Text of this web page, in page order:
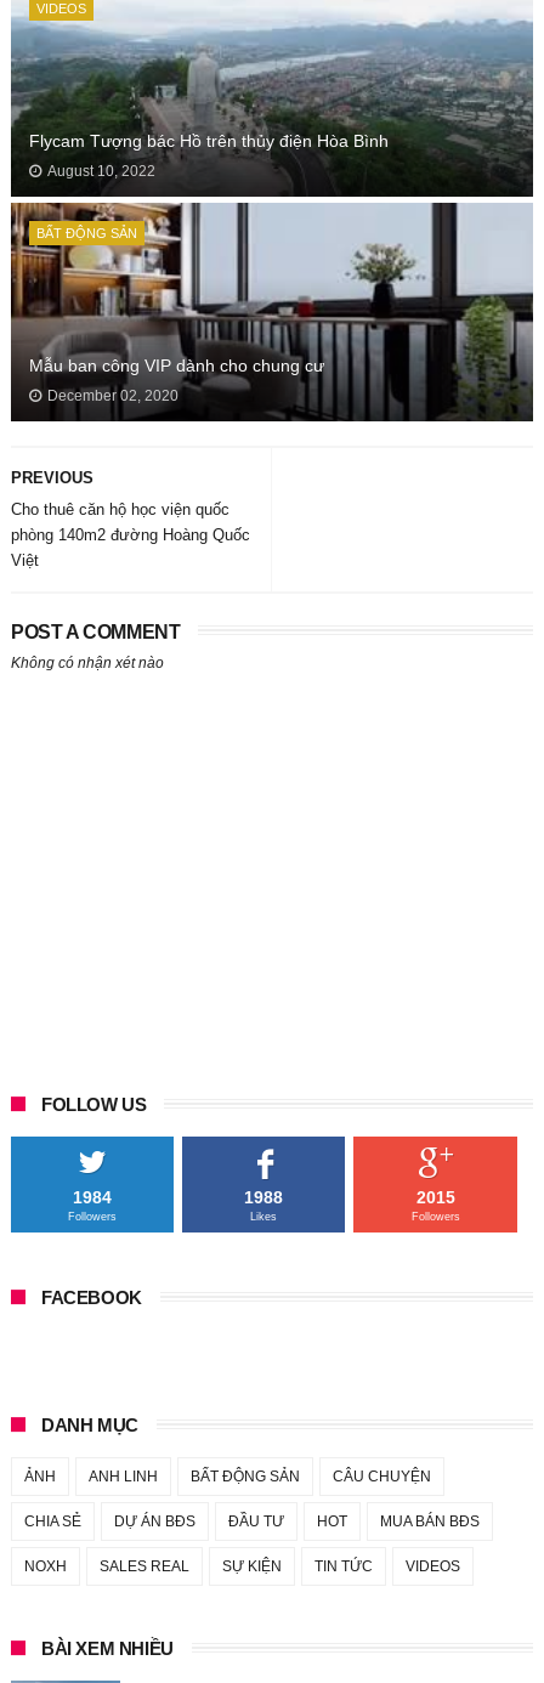
VIDEOS
Flycam Tượng bác Hồ trên thủy điện Hòa Bình
August 10, 2022
BẤT ĐỘNG SẢN
Mẫu ban công VIP dành cho chung cư
December 02, 2020
PREVIOUS
Cho thuê căn hộ học viện quốc
phòng 140m2 đường Hoàng Quốc
Việt
POST A COMMENT
Không có nhận xét nào
FOLLOW US
1984
Followers
1988
Likes
2015
Followers
FACEBOOK
DANH MỤC
ẢNH ANH LINH BẤT ĐỘNG SẢN CÂU CHUYỆN
CHIA SẺ DỰ ÁN BĐS ĐẦU TƯ HOT MUA BÁN BĐS
NOXH SALES REAL SỰ KIỆN TIN TỨC VIDEOS
BÀI XEM NHIỀU